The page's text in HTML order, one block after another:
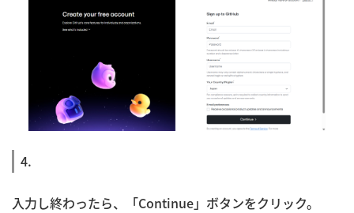
4.
入力し終わったら、「Continue」ボタンをクリック。